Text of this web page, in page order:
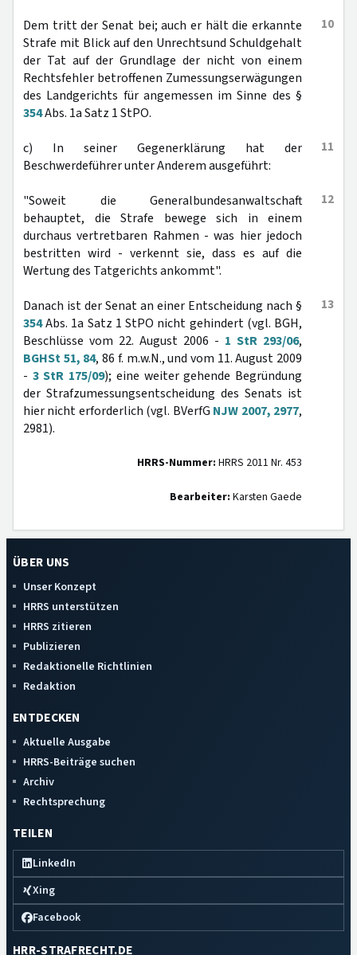
10
Dem tritt der Senat bei; auch er hält die erkannte
Strafe mit Blick auf den Unrechtsund Schuldgehalt
der Tat auf der Grundlage der nicht von einem
Rechtsfehler betroffenen Zumessungserwägungen
des Landgerichts für angemessen im Sinne des §
354Abs. 1a Satz 1 StPO.
11
c) In seiner Gegenerklärung hat der
Beschwerdeführer unter Anderem ausgeführt:
12
"Soweit die Generalbundesanwaltschaft
behauptet, die Strafe bewege sich in einem
durchaus vertretbaren Rahmen - was hier jedoch
bestritten wird - verkennt sie, dass es auf die
Wertung des Tatgerichts ankommt".
13
Danach ist der Senat an einer Entscheidung nach §
354Abs. 1a Satz 1 StPO nicht gehindert (vgl. BGH,
Beschlüsse vom 22. August 2006 - 1 StR 293/06,
BGHSt 51, 84, 86 f. m.w.N., und vom 11. August 2009
- 3 StR 175/09); eine weiter gehende Begründung
der Strafzumessungsentscheidung des Senats ist
hier nicht erforderlich (vgl. BVerfG NJW 2007, 2977,
2981).
HRRS-Nummer: HRRS 2011 Nr. 453
Bearbeiter: Karsten Gaede
ÜBER UNS
Unser Konzept
HRRS unterstützen
HRRS zitieren
Publizieren
Redaktionelle Richtlinien
Redaktion
ENTDECKEN
Aktuelle Ausgabe
HRRS-Beiträge suchen
Archiv
Rechtsprechung
TEILEN
LinkedIn
Xing
Facebook
HRR-STRAFRECHT.DE